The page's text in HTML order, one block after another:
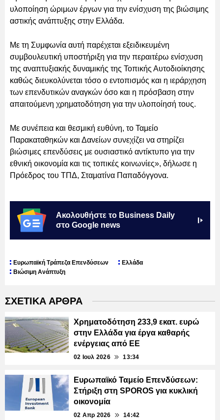
υλοποίηση ώριμων έργων για την ενίσχυση της βιώσιμης
αστικής ανάπτυξης στην Ελλάδα.
Με τη Συμφωνία αυτή παρέχεται εξειδικευμένη
συμβουλευτική υποστήριξη για την περαιτέρω ενίσχυση
της αναπτυξιακής δυναμικής της Τοπικής Αυτοδιοίκησης
καθώς διευκολύνεται τόσο ο εντοπισμός και η ιεράρχηση
των επενδυτικών αναγκών όσο και η πρόσβαση στην
απαιτούμενη χρηματοδότηση για την υλοποίησή τους.
Με συνέπεια και θεσμική ευθύνη, το Ταμείο
Παρακαταθηκών και Δανείων συνεχίζει να στηρίζει
βιώσιμες επενδύσεις με ουσιαστικό αντίκτυπο για την
εθνική οικονομία και τις τοπικές κοινωνίες», δήλωσε η
Πρόεδρος του ΤΠΔ, Σταματίνα Παπαδόγγονα.
Ακολουθήστε το Business Daily
στο Google news
Ευρωπαϊκή Τράπεζα Επενδύσεων
Ελλάδα
Βιώσιμη Ανάπτυξη
ΣΧΕΤΙΚΑ ΑΡΘΡΑ
Χρηματοδότηση 233,9 εκατ. ευρώ
στην Ελλάδα για έργα καθαρής
ενέργειας από ΕΕ
02 Ιουλ 2026 13:34
Ευρωπαϊκό Ταμείο Επενδύσεων:
Στήριξη στη SPOROS για κυκλική
οικονομία
02 Απρ 2026 14:42